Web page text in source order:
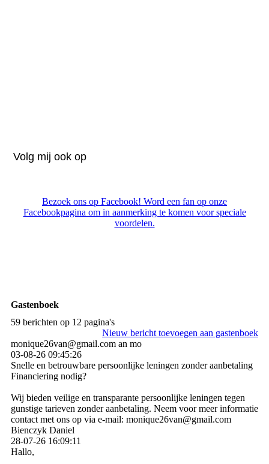
Volg mij ook op
Bezoek ons op Facebook! Word een fan op onze
Facebookpagina om in aanmerking te komen voor speciale
voordelen.
Gastenboek
59 berichten op 12 pagina's
Nieuw bericht toevoegen aan gastenboek
monique26van@gmail.com an mo
03-08-26 09:45:26
Snelle en betrouwbare persoonlijke leningen zonder aanbetaling
Financiering nodig?
Wij bieden veilige en transparante persoonlijke leningen tegen
gunstige tarieven zonder aanbetaling. Neem voor meer informatie
contact met ons op via e-mail: monique26van@gmail.com
Bienczyk Daniel
28-07-26 16:09:11
Hallo,